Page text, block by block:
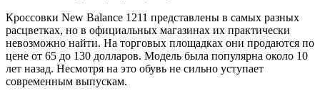
Кроссовки New Balance 1211 представлены в самых разных
расцветках, но в официальных магазинах их практически
невозможно найти. На торговых площадках они продаются по
цене от 65 до 130 долларов. Модель была популярна около 10
лет назад. Несмотря на это обувь не сильно уступает
современным выпускам.